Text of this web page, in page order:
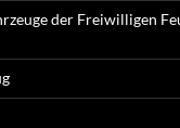
der Freiwilligen